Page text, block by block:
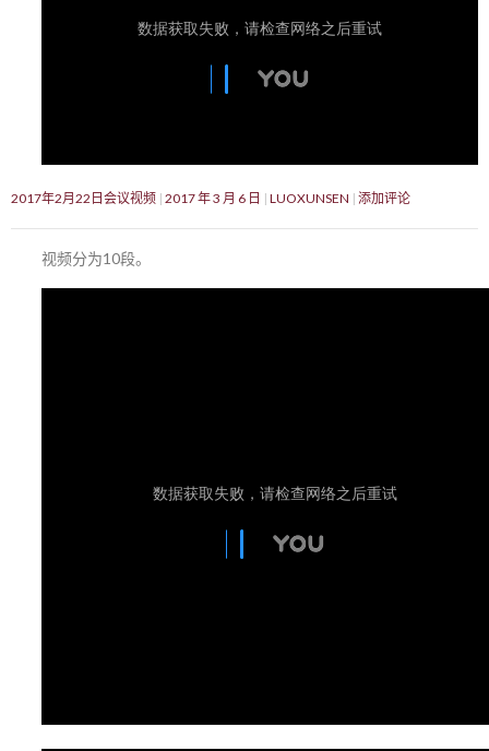
2017年2月22日会议视频 2017 年 3 月 6 日 LUOXUNSEN 添加评论
视频分为10段。